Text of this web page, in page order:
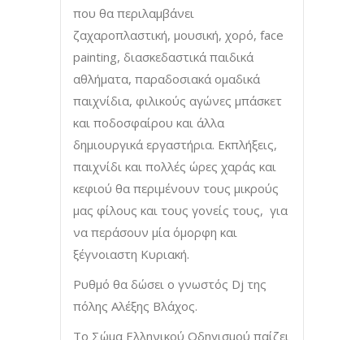
που θα περιλαμβάνει
ζαχαροπλαστική, μουσική, χορό, face
painting, διασκεδαστικά παιδικά
αθλήματα, παραδοσιακά ομαδικά
παιχνίδια, φιλικούς αγώνες μπάσκετ
και ποδοσφαίρου και άλλα
δημιουργικά εργαστήρια. Εκπλήξεις,
παιχνίδι και πολλές ώρες χαράς και
κεφιού θα περιμένουν τους μικρούς
μας φίλους και τους γονείς τους, για
να περάσουν μία όμορφη και
ξέγνοιαστη Κυριακή.
Ρυθμό θα δώσει ο γνωστός Dj της
πόλης Αλέξης Βλάχος.
Το Σώμα Ελληνικού Οδηγισμού παίζει